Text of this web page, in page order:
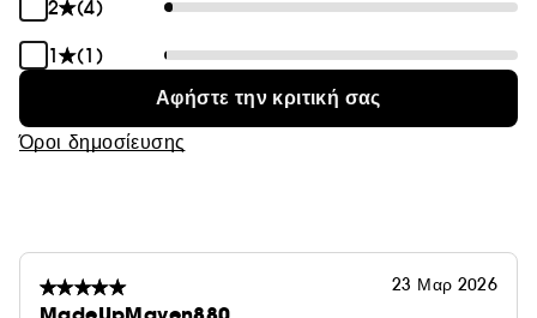
ποσοστό νερού. Το υπόλοιπο 8% των συστατικών
συντελεί στην απόδοση, στην αισθητηριακή απόλαυση
και στη σταθερότητα της σύνθεσης.
2
(4)
1
(1)
Αφήστε την κριτική σας
Όροι δημοσίευσης
23 Μαρ 2026